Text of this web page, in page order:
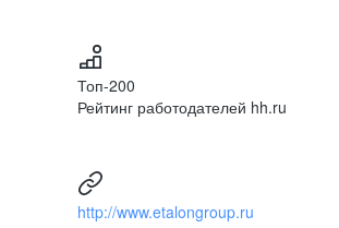
Топ-200
Рейтинг работодателей hh.ru
http://www.etalongroup.ru